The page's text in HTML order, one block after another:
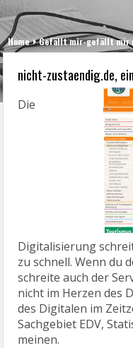
Home Gefällt mir-gefällt mir
nicht-zustaendig.de,
Die
Digitalisierung
zu schnell. Wenn du
schreite auch der
nicht im Herzen des
des Digitalen im
Sachgebiet EDV,
meinen.